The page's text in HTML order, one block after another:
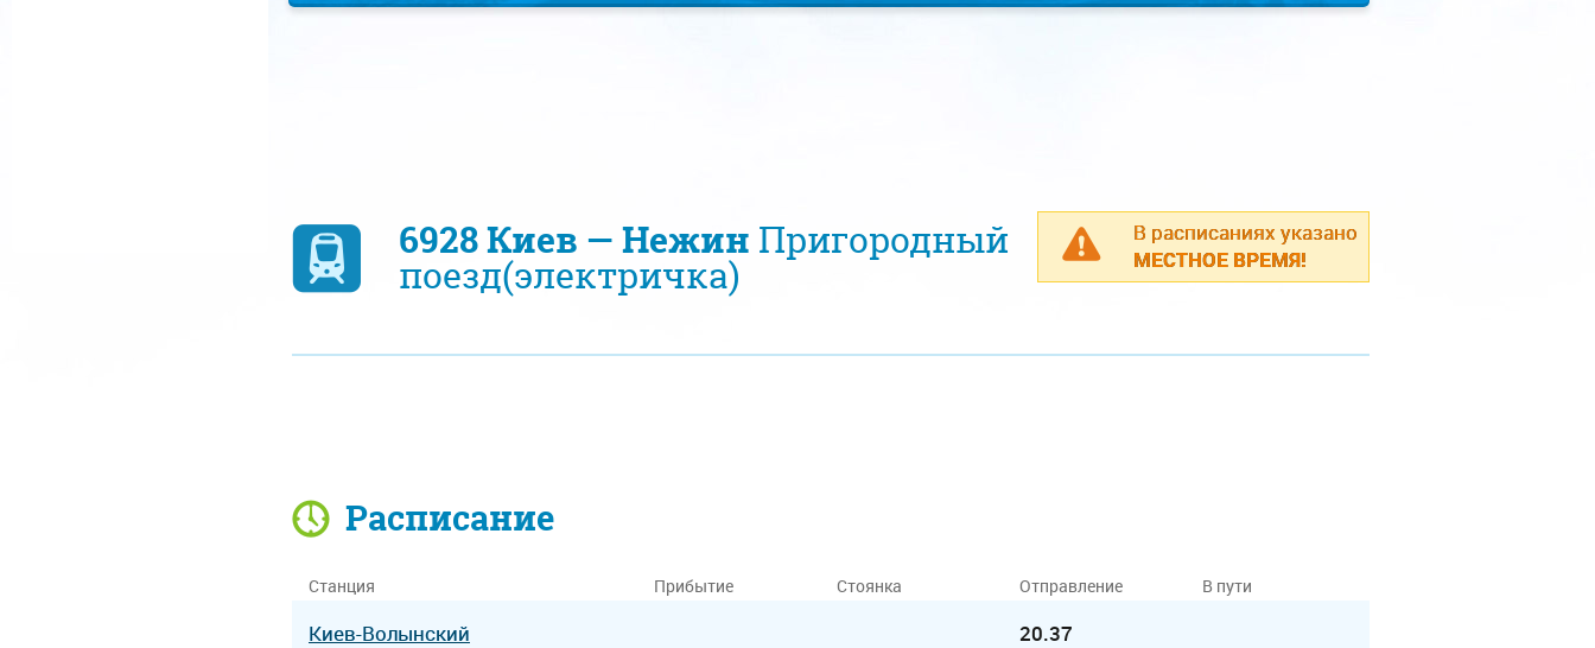
В расписаниях указано
МЕСТНОЕ ВРЕМЯ!
6928 Киев — Нежин Пригородный
поезд(электричка)
Расписание
Станция Прибытие Стоянка Отправление В пути
Киев-Волынский 20.37